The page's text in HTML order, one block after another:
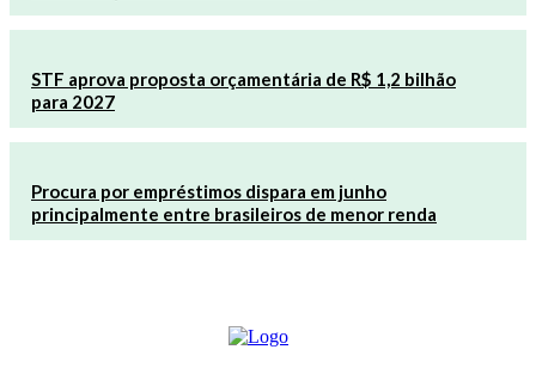
STF aprova proposta orçamentária de R$ 1,2 bilhão
para 2027
Procura por empréstimos dispara em junho
principalmente entre brasileiros de menor renda